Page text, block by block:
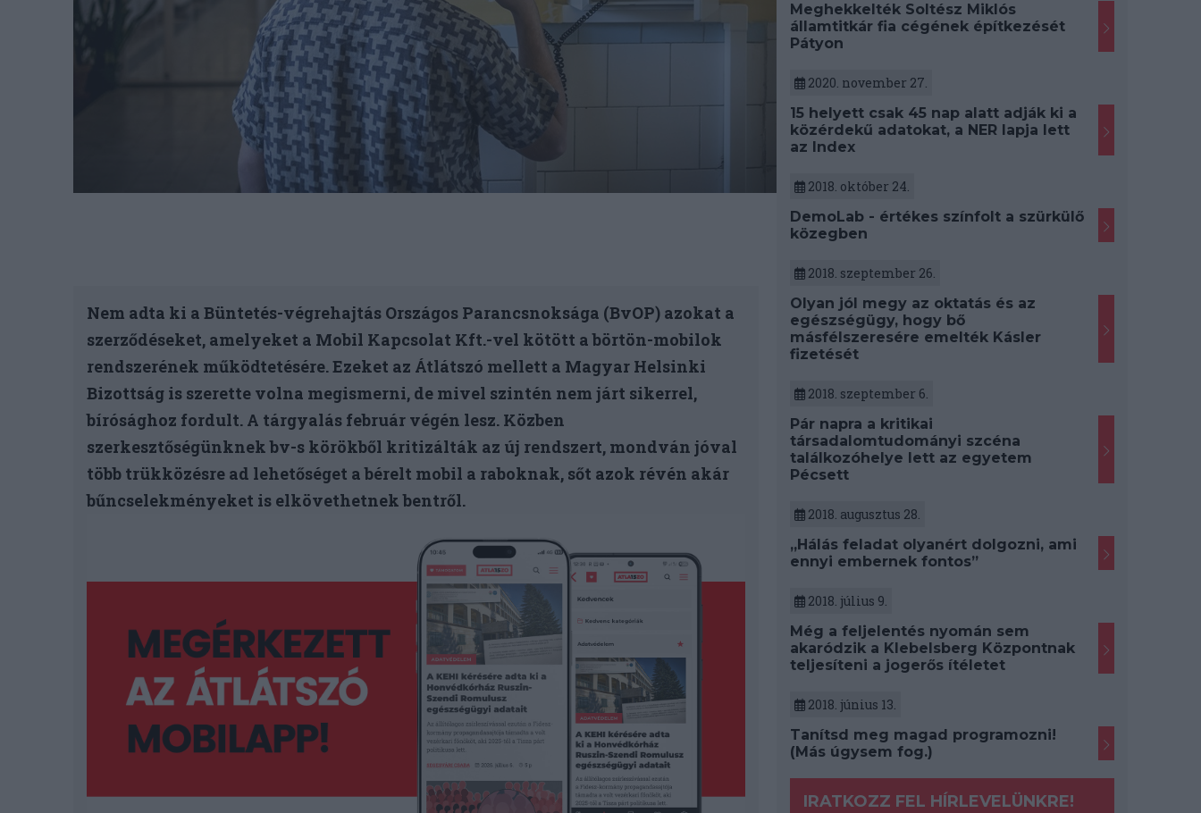
Nem adta ki a Büntetés-végrehajtás Országos Parancsnoksága (BvOP) azokat a
szerződéseket, amelyeket a Mobil Kapcsolat Kft.-vel kötött a börtön-mobilok
rendszerének működtetésére. Ezeket az Átlátszó mellett a Magyar Helsinki
Bizottság is szerette volna megismerni, de mivel szintén nem járt sikerrel,
bírósághoz fordult. A tárgyalás február végén lesz. Közben
szerkesztőségünknek bv-s körökből kritizálták az új rendszert, mondván jóval
több trükközésre ad lehetőséget a bérelt mobil a raboknak, sőt azok révén akár
bűncselekményeket is elkövethetnek bentről.
Meghekkelték Soltész Miklós
államtitkár fia cégének építkezését
Pátyon
2020. november 27.
15 helyett csak 45 nap alatt adják ki a
közérdekű adatokat, a NER lapja lett
az Index
2018. október 24.
DemoLab - értékes színfolt a szürkülő
közegben
2018. szeptember 26.
Olyan jól megy az oktatás és az
egészségügy, hogy bő
másfélszeresére emelték Kásler
fizetését
2018. szeptember 6.
Pár napra a kritikai
társadalomtudományi szcéna
találkozóhelye lett az egyetem
Pécsett
2018. augusztus 28.
„Hálás feladat olyanért dolgozni, ami
ennyi embernek fontos”
2018. július 9.
Még a feljelentés nyomán sem
akaródzik a Klebelsberg Központnak
teljesíteni a jogerős ítéletet
2018. június 13.
Tanítsd meg magad programozni!
(Más úgysem fog.)
IRATKOZZ FEL HÍRLEVELÜNKRE!